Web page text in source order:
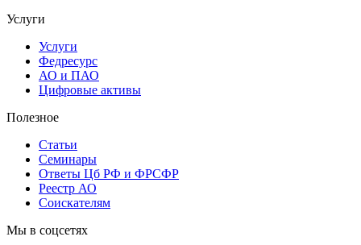
Услуги
Услуги
Федресурс
АО и ПАО
Цифровые активы
Полезное
Статьи
Cеминары
Ответы Цб РФ и ФРСФР
Реестр АО
Соискателям
Мы в соцсетях